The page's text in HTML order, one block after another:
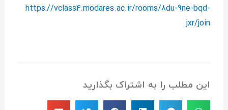
https://vclass4.modares.ac.ir/rooms/8du-9ne-bqd-
jxr/join
این مطلب را به اشتراک بگذارید